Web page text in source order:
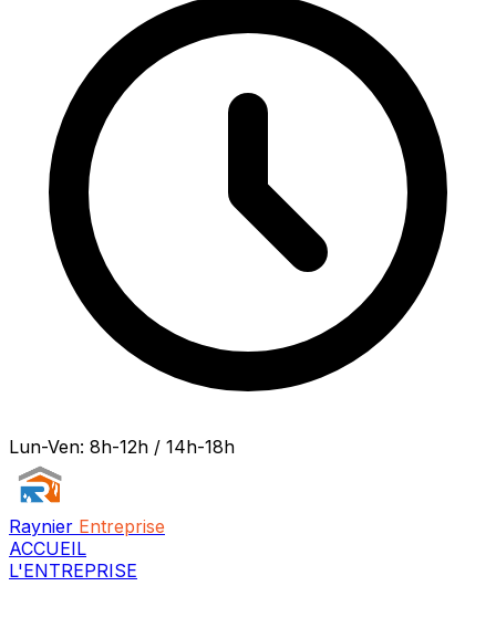
Lun-Ven: 8h-12h / 14h-18h
Raynier Entreprise
ACCUEIL
L'ENTREPRISE